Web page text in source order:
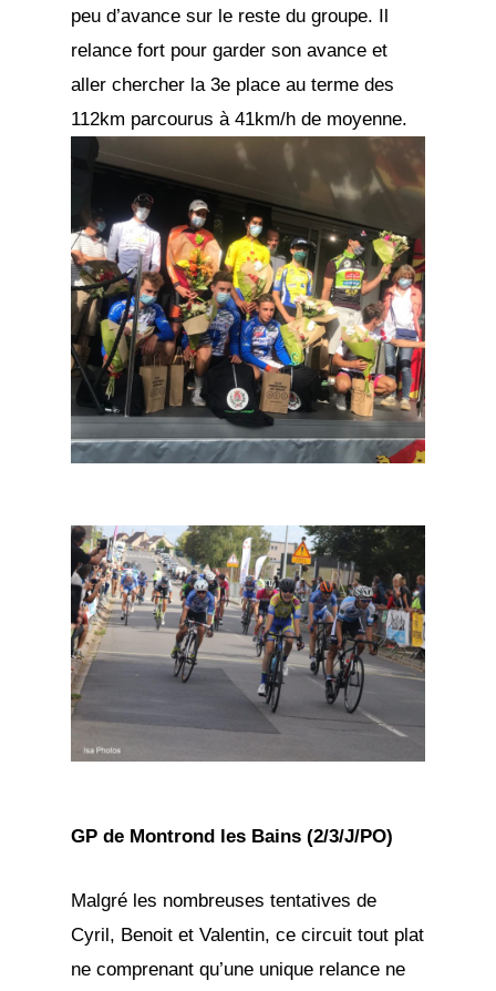
peu d’avance sur le reste du groupe. Il
relance fort pour garder son avance et
aller chercher la 3e place au terme des
112km parcourus à 41km/h de moyenne.
GP de Montrond les Bains (2/3/J/PO)
Malgré les nombreuses tentatives de
Cyril, Benoit et Valentin, ce circuit tout plat
ne comprenant qu’une unique relance ne